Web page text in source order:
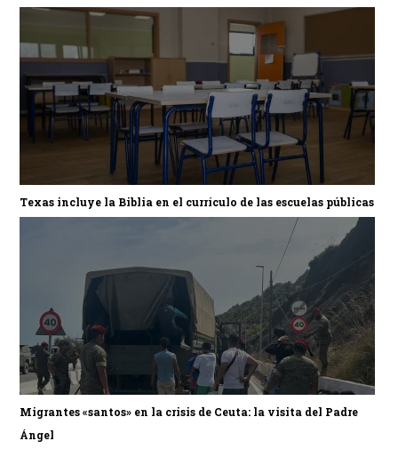
Texas incluye la Biblia en el currículo de las escuelas públicas
Migrantes «santos» en la crisis de Ceuta: la visita del Padre
Ángel